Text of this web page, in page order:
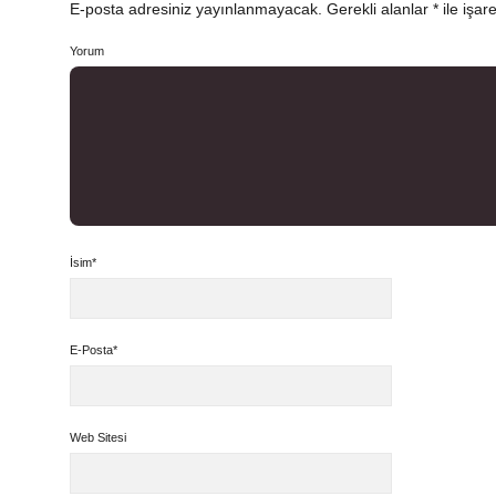
E-posta adresiniz yayınlanmayacak. Gerekli alanlar * ile
Yorum
İsim*
E-Posta*
Web Sitesi